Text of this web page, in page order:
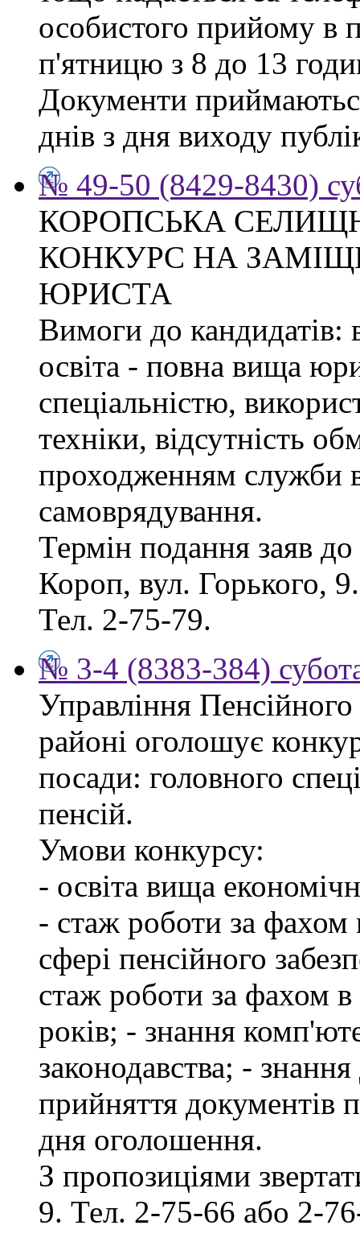
особистого прийому в
п'ятницю з 8 до 13
Документи
днів з дня виходу
№ 49-50 (8429-8430)
КОРОПСЬКА
КОНКУРС НА
ЮРИСТА
Вимоги до
освіта - повна вища
спеціальністю,
техніки, відсутність
проходженням служби
самоврядування.
Термін подання заяв
Короп, вул. Горького,
Тел. 2-75-79.
№ 3-4 (8383-384)
Управління
районі оголошує
посади: головного
пенсій.
Умови конкурсу:
- освіта вища
- стаж роботи за фахом
сфері пенсійного
стаж роботи за фахом
років; - знання
законодавства; -
прийняття документів
дня оголошення.
З пропозиціями
9. Тел. 2-75-66 або 2-